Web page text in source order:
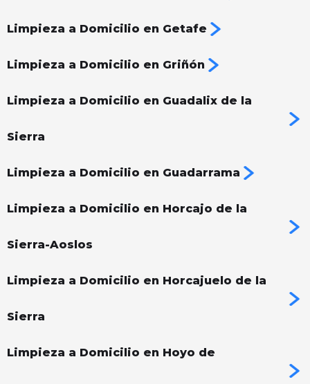
Limpieza a Domicilio en Getafe
Limpieza a Domicilio en Griñón
Limpieza a Domicilio en Guadalix de la
Sierra
Limpieza a Domicilio en Guadarrama
Limpieza a Domicilio en Horcajo de la
Sierra-Aoslos
Limpieza a Domicilio en Horcajuelo de la
Sierra
Limpieza a Domicilio en Hoyo de